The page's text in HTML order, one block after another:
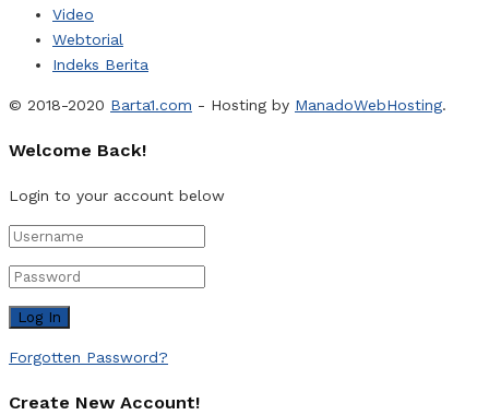
Video
Webtorial
Indeks Berita
© 2018-2020 Barta1.com - Hosting by ManadoWebHosting.
Welcome Back!
Login to your account below
Forgotten Password?
Create New Account!